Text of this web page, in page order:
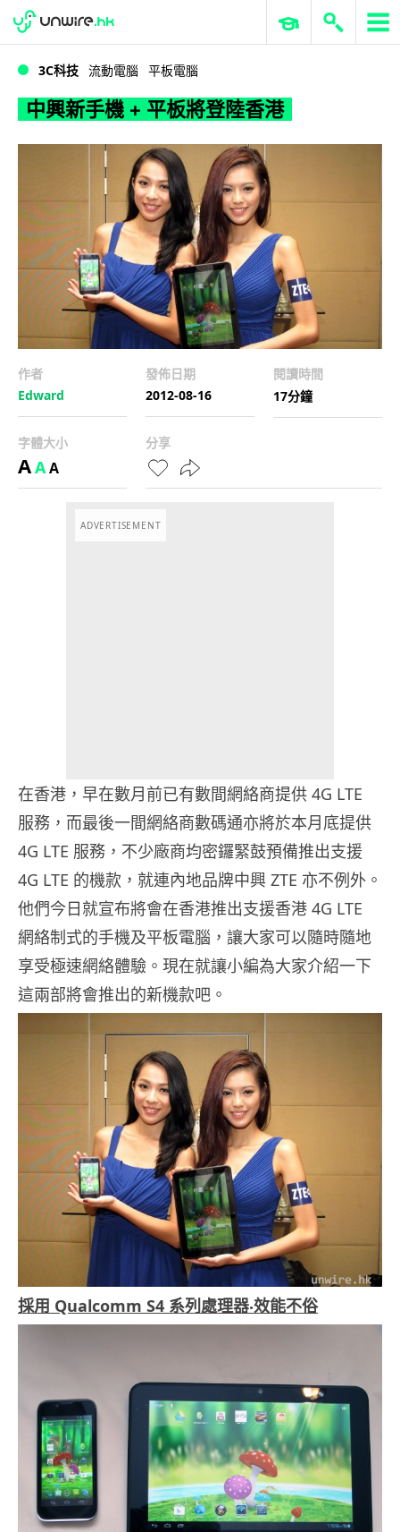
中興新手機 + 平板將登陸香港
WWDC 2026 ERP 與商業 AI
3C科技 流動電腦 平板電腦
中興新手機 + 平板將登陸香港
作者
Edward
發佈日期
2012-08-16
閱讀時間
17分鐘
字體大小
AAA
分享
ADVERTISEMENT
在香港，早在數月前已有數間網絡商提供 4G LTE
服務，而最後一間網絡商數碼通亦將於本月底提供
4G LTE 服務，不少廠商均密鑼緊鼓預備推出支援
4G LTE 的機款，就連內地品牌中興 ZTE 亦不例外。
他們今日就宣布將會在香港推出支援香港 4G LTE
網絡制式的手機及平板電腦，讓大家可以隨時隨地
享受極速網絡體驗。現在就讓小編為大家介紹一下
這兩部將會推出的新機款吧。
採用 Qualcomm S4 系列處理器‧效能不俗